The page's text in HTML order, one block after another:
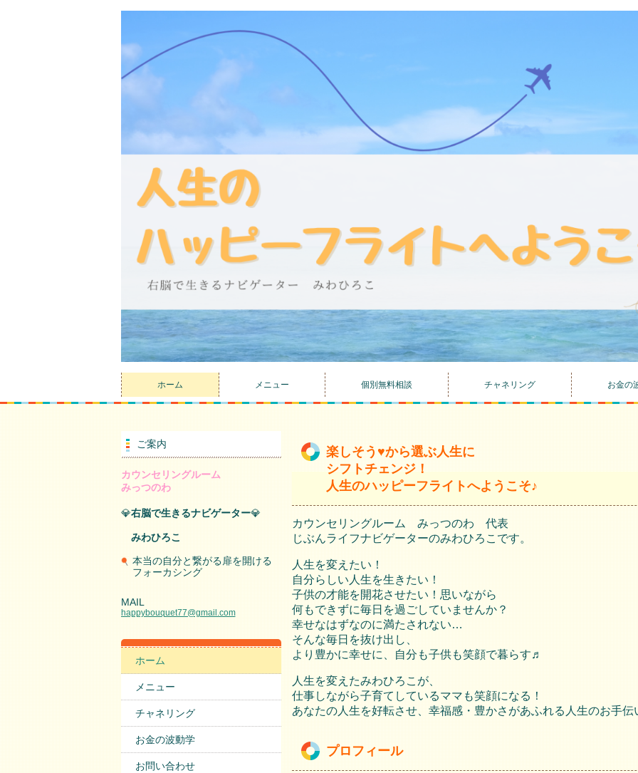
ホーム メニュー 個別無料相談 チャネリング お金の
楽しそう♥から選ぶ人生に
シフトチェンジ！
人生のハッピーフライトへようこそ♪
カウンセリングルーム みっつのわ 代表
じぶんライフナビゲーターのみわひろこです。
人生を変えたい！
自分らしい人生を生きたい！
子供の才能を開花させたい！思いながら
何もできずに毎日を過ごしていませんか？
幸せなはずなのに満たされない…
そんな毎日を抜け出し、
より豊かに幸せに、自分も子供も笑顔で暮らす♬
人生を変えたみわひろこが、
仕事しながら子育てしているママも笑顔になる！
あなたの人生を好転させ、幸福感・豊かさがあふれる人生のお手伝
プロフィール
ご案内
カウンセリングルーム
みっつのわ
💎右脳で生きるナビゲーター💎
みわひろこ
本当の自分と繋がる扉を開ける
フォーカシング
MAIL
happybouquet77@gmail.com
ホーム
メニュー
チャネリング
お金の波動学
お問い合わせ